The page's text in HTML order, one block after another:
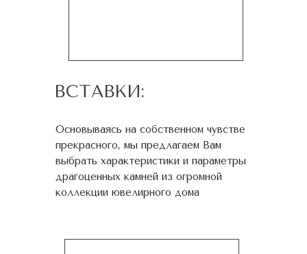
ВСТАВКИ:
Основываясь на собственном чувстве
прекрасного, мы предлагаем Вам
выбрать характеристики и параметры
драгоценных камней из огромной
коллекции ювелирного дома